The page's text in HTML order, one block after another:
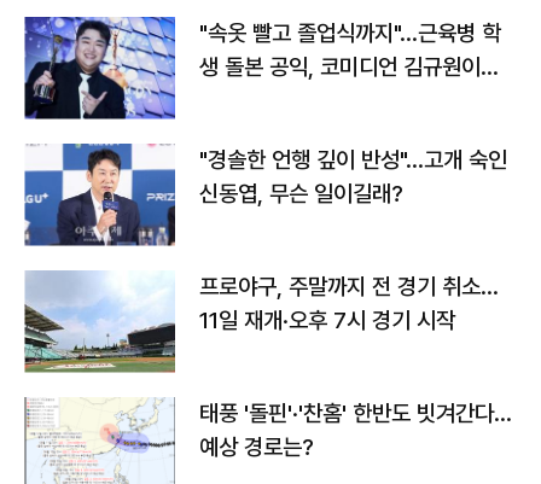
"속옷 빨고 졸업식까지"…근육병 학
생 돌본 공익, 코미디언 김규원이었
"경솔한 언행 깊이 반성"…고개 숙인
신동엽, 무슨 일이길래?
프로야구, 주말까지 전 경기 취소…
11일 재개·오후 7시 경기 시작
태풍 '돌핀'·'찬홈' 한반도 빗겨간다…
예상 경로는?